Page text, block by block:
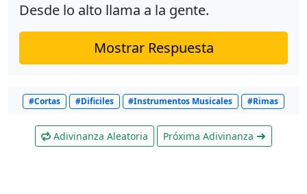
Desde lo alto llama a la gente.
Mostrar Respuesta
#Cortas #Dificiles #Instrumentos Musicales #Rimas
Adivinanza Aleatoria Próxima Adivinanza